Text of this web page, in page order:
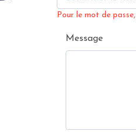
Pour le mot de
Message